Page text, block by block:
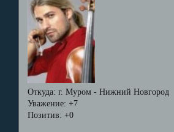
Откуда: г. Муром - Нижний Новгород
Уважение: +7
Позитив: +0